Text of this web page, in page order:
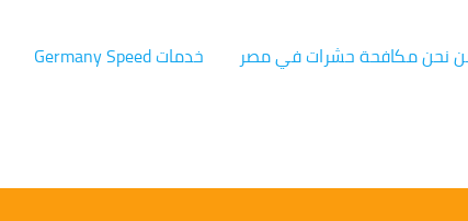
نحن مكافحة حشرات في مصر خدمات Germany Speed